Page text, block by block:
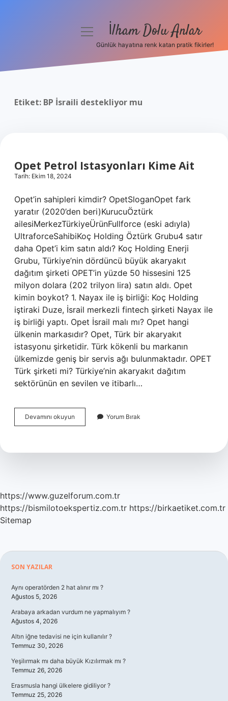
menüyü İlham Dolu Anlar
Günlük hayatına renk katan pratik fikirler!
Etiket: BP İsraili destekliyor mu
Opet Petrol Istasyonları Kime Ait
Tarih: Ekim 18, 2024
Opet’in sahipleri kimdir? OpetSloganOpet fark
yaratır (2020’den beri)KurucuÖztürk
ailesiMerkezTürkiyeÜrünFullforce (eski adıyla)
UltraforceSahibiKoç Holding Öztürk Grubu4 satır
daha Opet’i kim satın aldı? Koç Holding Enerji
Grubu, Türkiye’nin dördüncü büyük akaryakıt
dağıtım şirketi OPET’in yüzde 50 hissesini 125
milyon dolara (202 trilyon lira) satın aldı. Opet
kimin boykot? 1. Nayax ile iş birliği: Koç Holding
iştiraki Duze, İsrail merkezli fintech şirketi Nayax ile
iş birliği yaptı. Opet İsrail malı mı? Opet hangi
ülkenin markasıdır? Opet, Türk bir akaryakıt
istasyonu şirketidir. Türk kökenli bu markanın
ülkemizde geniş bir servis ağı bulunmaktadır. OPET
Türk şirketi mi? Türkiye’nin akaryakıt dağıtım
sektörünün en sevilen ve itibarlı…
Devamını okuyun
Petrol
Ait
Yorum Bırak
https://www.guzelforum.com.tr
https://bismilotoekspertiz.com.tr https://birkaetiket.com.tr
Sitemap
Sidebar
SON YAZILAR
Aynı operatörden 2 hat alınır mı ?
Ağustos 5, 2026
Arabaya arkadan vurdum ne yapmalıyım ?
Ağustos 4, 2026
Altın iğne tedavisi ne için kullanılır ?
Temmuz 30, 2026
Yeşilırmak mı daha büyük Kızılırmak mı ?
Temmuz 26, 2026
Erasmusla hangi ülkelere gidiliyor ?
Temmuz 25, 2026